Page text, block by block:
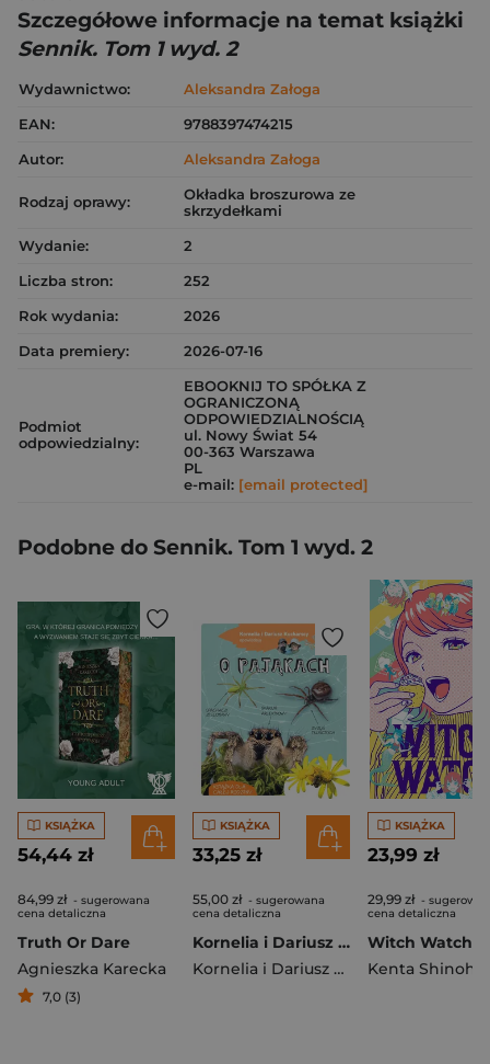
Szczegółowe informacje na temat książki
Sennik. Tom 1 wyd. 2
Wydawnictwo:
Aleksandra Załoga
EAN:
9788397474215
Autor:
Aleksandra Załoga
Rodzaj oprawy:
Okładka broszurowa ze
skrzydełkami
Wydanie:
2
Liczba stron:
252
Rok wydania:
2026
Data premiery:
2026-07-16
Podmiot
odpowiedzialny:
EBOOKNIJ TO SPÓŁKA Z
OGRANICZONĄ
ODPOWIEDZIALNOŚCIĄ
ul. Nowy Świat 54
00-363 Warszawa
PL
e-mail: [email protected]
Podobne do Sennik. Tom 1 wyd. 2
KSIĄŻKA
54,44 zł
84,99 zł - sugerowana
cena detaliczna
Truth Or Dare
Agnieszka Karecka
7,0 (3)
KSIĄŻKA
33,25 zł
55,00 zł - sugerowana
cena detaliczna
Kornelia i Dariusz Kucharscy opowiadają o pająkach
Kornelia i Dariusz Kucharscy
KSIĄŻKA
23,99 zł
29,99 zł -
cena detaliczna
Kenta